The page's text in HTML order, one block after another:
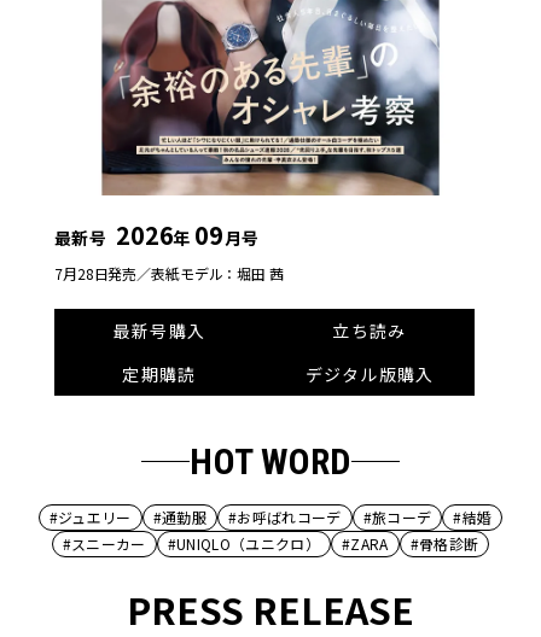
最新号 2026年 09月号
7月28日発売／表紙モデル：堀田 茜
最新号購入
立ち読み
定期購読
デジタル版購入
HOT WORD
#ジュエリー #通勤服 #お呼ばれコーデ #旅コーデ
#結婚
#スニーカー
#UNIQLO（ユニクロ） #ZARA #骨格診断
PRESS RELEASE